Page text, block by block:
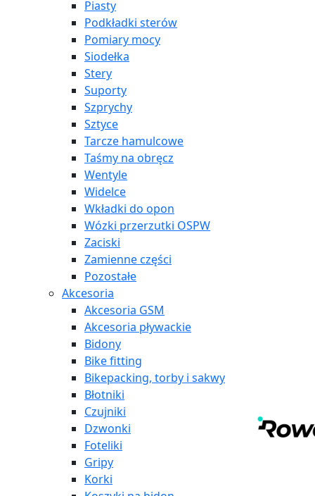
Piasty
Podkładki sterów
Pomiary mocy
Siodełka
Stery
Suporty
Szprychy
Sztyce
Tarcze hamulcowe
Taśmy na obręcz
Wentyle
Widelce
Wkładki do opon
Wózki przerzutki OSPW
Zaciski
Zamienne części
Pozostałe
Akcesoria
Akcesoria GSM
Akcesoria pływackie
Bidony
Bike fitting
Bikepacking, torby i sakwy
Błotniki
Czujniki
Dzwonki
Foteliki
Gripy
Korki